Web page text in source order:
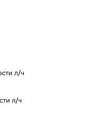
л/ч
л/ч